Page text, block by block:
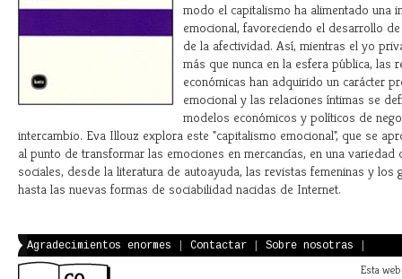
modo el capitalismo ha alimentado una
emocional, favoreciendo el desarrollo
de la afectividad. Así, mientras el yo
más que nunca en la esfera pública, las
económicas han adquirido un carácter
emocional y las relaciones íntimas se
modelos económicos y políticos de
intercambio. Eva Illouz explora este "capitalismo emocional", que se
al punto de transformar las emociones en mercancías, en una variedad
sociales, desde la literatura de autoayuda, las revistas femeninas y los
hasta las nuevas formas de sociabilidad nacidas de Internet.
Agradecimientos enormes Contactar Sobre nosotras
Esta